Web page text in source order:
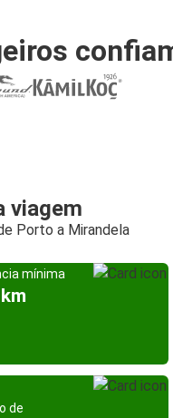
viagem
Porto a Mirandela
mínima
de